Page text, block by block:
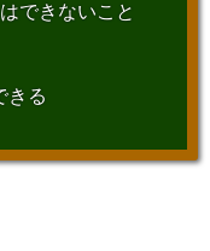
できないこと
きる